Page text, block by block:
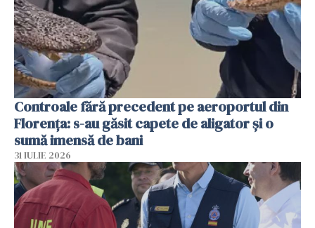
Controale fără precedent pe aeroportul din
Florența: s-au găsit capete de aligator și o
sumă imensă de bani
31 IULIE 2026